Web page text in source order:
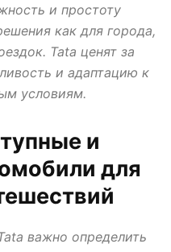
MAZDA MERCEDES
NISSAN OPEL PEUGEOT
SAAB SEAT SKODA
TATA TESLA TOYOTA
VOLVO
УАЗ
и простоту
как для города,
Tata ценят за
и адаптацию к
условиям.
и
для
важно определить